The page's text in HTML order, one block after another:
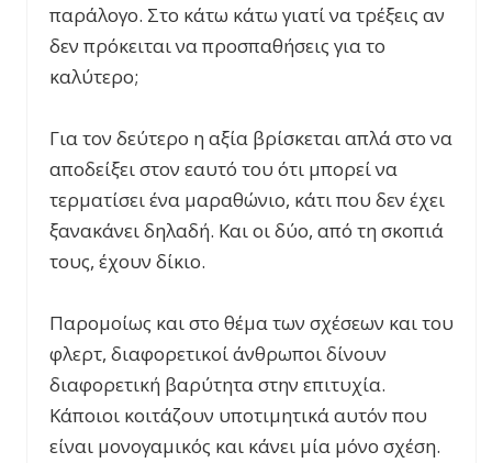
παράλογο. Στο κάτω κάτω γιατί να τρέξεις αν
δεν πρόκειται να προσπαθήσεις για το
καλύτερο;
Για τον δεύτερο η αξία βρίσκεται απλά στο να
αποδείξει στον εαυτό του ότι μπορεί να
τερματίσει ένα μαραθώνιο, κάτι που δεν έχει
ξανακάνει δηλαδή. Και οι δύο, από τη σκοπιά
τους, έχουν δίκιο.
Παρομοίως και στο θέμα των σχέσεων και του
φλερτ, διαφορετικοί άνθρωποι δίνουν
διαφορετική βαρύτητα στην επιτυχία.
Κάποιοι κοιτάζουν υποτιμητικά αυτόν που
είναι μονογαμικός και κάνει μία μόνο σχέση.